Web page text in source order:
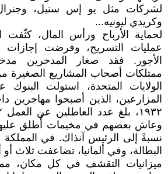
لشركات مثل يو إس ستيل،
وكريدي ليونيه...
لحماية الأرباح ورأس المال، كثّفت
عمليات التسريح، وفرضت
الأجور. فقد صغار المدخرين
ممتلكات أصحاب المشاريع الصغيرة
الولايات المتحدة، استولت
المزارعين، الذين أصبحوا مهاجرين
وعاش بعضهم في مخيمات أُطلق
نسبةً إلى الرئيس آنذاك. في
البطالة، وفي ألمانيا، تضاعفت ثلاث
ميزانيات التقشف في كل مكان،